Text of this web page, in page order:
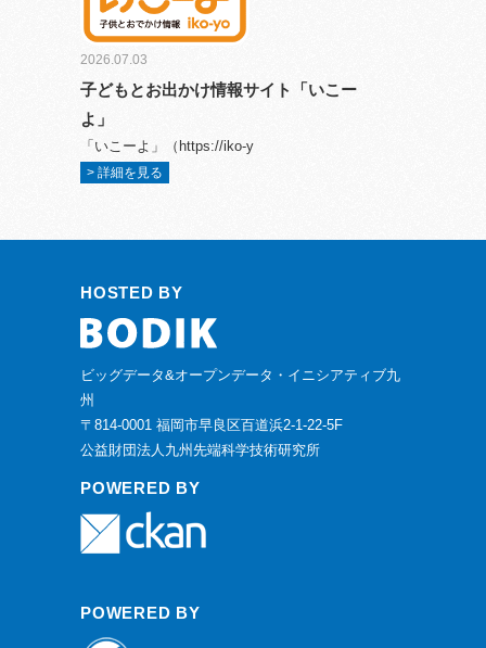
2026.07.03
子どもとお出かけ情報サイト「いこー
よ」
「いこーよ」（https://iko-y
> 詳細を見る
HOSTED BY
ビッグデータ&オープンデータ・イニシアティブ九
州
〒814-0001 福岡市早良区百道浜2-1-22-5F
公益財団法人九州先端科学技術研究所
POWERED BY
POWERED BY